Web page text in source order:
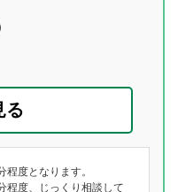
る
度となります。
程度、じっくり相談して